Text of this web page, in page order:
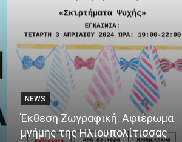
NEWS
Έκθεση Ζωγραφική: Αφιέρωμα
μνήμης της Ηλιουπολίτισσας